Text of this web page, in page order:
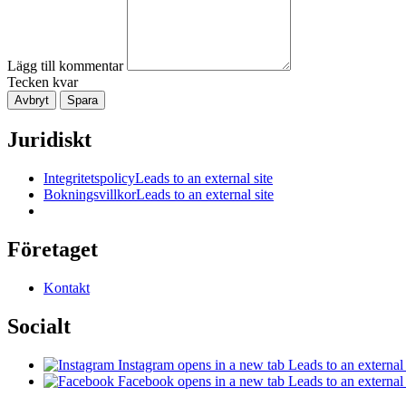
Lägg till kommentar
Tecken kvar
Avbryt Spara
Juridiskt
IntegritetspolicyLeads to an external site
BokningsvillkorLeads to an external site
Företaget
Kontakt
Socialt
Instagram opens in a new tab Leads to an external
Facebook opens in a new tab Leads to an external